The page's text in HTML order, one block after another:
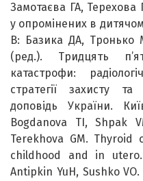
Замотаєва ГА, Терехова
у опромінених в
В: Базика ДА,
(ред.). Тридцять
катастрофи:
стратегії захисту
доповідь України.
Bogdanova ТІ, Shpak
Terekhova GM.
childhood and in
Antipkin YuH, Sushko